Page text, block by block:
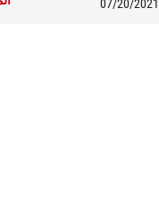
07/20/2021